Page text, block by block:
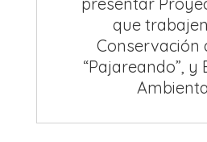
que
Conservación
“Pajareando”, y